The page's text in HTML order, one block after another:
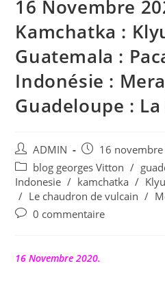
16 Novembre
Kamchatka :
Guatemala :
Indonésie :
Guadeloupe :
Auteur/autrice
de
la
publication :
ADMIN
Publication
publiée :
16
Post
category:
blog georges Vitton /
Indonesie / kamchatka /
/ Le chaudron de vulcain /
Commentaires
publication :
0 commentaire
16 Novembre 2020.